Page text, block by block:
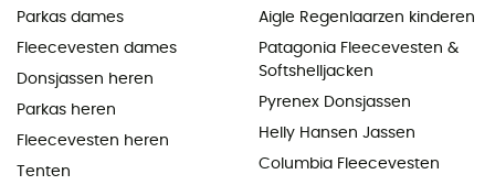
Parkas dames
Fleecevesten dames
Donsjassen heren
Parkas heren
Fleecevesten heren
Tenten
Aigle Regenlaarzen kinderen
Patagonia Fleecevesten &
Softshelljacken
Pyrenex Donsjassen
Helly Hansen Jassen
Columbia Fleecevesten